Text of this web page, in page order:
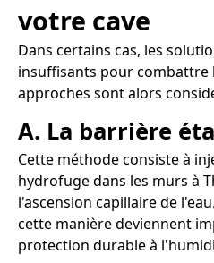
votre cave
Dans certains cas, les
insuffisants pour combattre
approches sont alors
A. La barrière
Cette méthode consiste à
hydrofuge dans les murs à
l'ascension capillaire de
cette manière deviennent
protection durable à